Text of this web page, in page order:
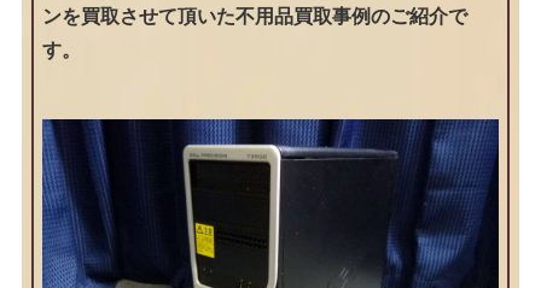
ンを買取させて頂いた不用品買取事例のご紹介で
す。